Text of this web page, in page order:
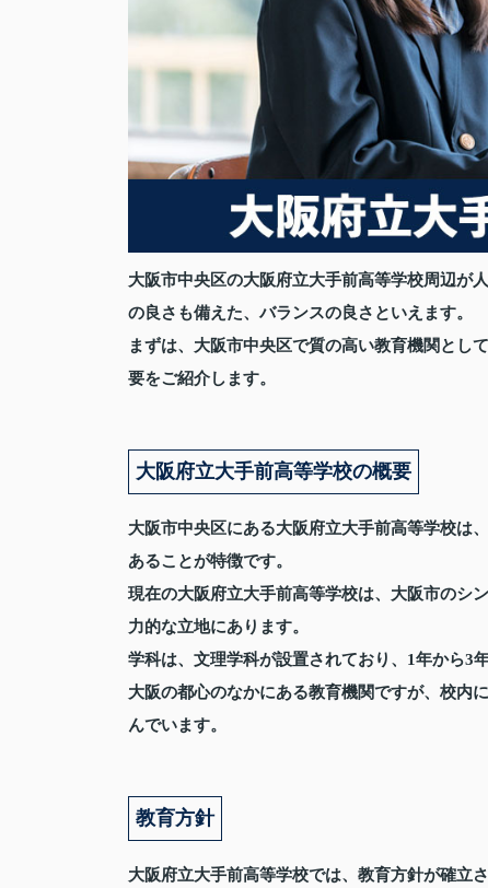
大阪市中央区の大阪府立大手前高等学校周辺が
の良さも備えた、バランスの良さといえます。
まずは、大阪市中央区で質の高い教育機関とし
要をご紹介します。
大阪府立大手前高等学校の概要
大阪市中央区にある大阪府立大手前高等学校は
あることが特徴です。
現在の大阪府立大手前高等学校は、大阪市のシ
力的な立地にあります。
学科は、文理学科が設置されており、1年から3
大阪の都心のなかにある教育機関ですが、校内
んでいます。
教育方針
大阪府立大手前高等学校では、教育方針が確立